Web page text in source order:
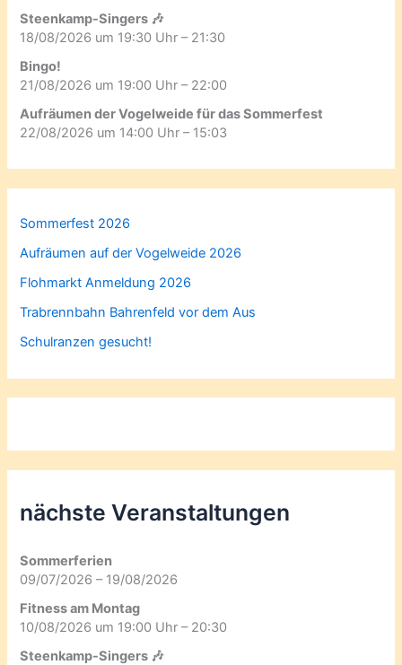
Steenkamp-Singers 🎶
18/08/2026 um 19:30 Uhr – 21:30
Bingo!
21/08/2026 um 19:00 Uhr – 22:00
Aufräumen der Vogelweide für das Sommerfest
22/08/2026 um 14:00 Uhr – 15:03
Sommerfest 2026
Aufräumen auf der Vogelweide 2026
Flohmarkt Anmeldung 2026
Trabrennbahn Bahrenfeld vor dem Aus
Schulranzen gesucht!
nächste Veranstaltungen
Sommerferien
09/07/2026 – 19/08/2026
Fitness am Montag
10/08/2026 um 19:00 Uhr – 20:30
Steenkamp-Singers 🎶